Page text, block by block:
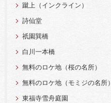
蹴上（インクライン）
詩仙堂
祇園巽橋
白川一本橋
無料のロケ地（桜の名所）
無料のロケ地（モミジの名所）
東福寺雪舟庭園